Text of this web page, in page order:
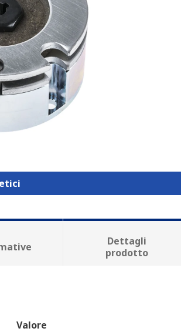
Dettagli
prodotto
Valore